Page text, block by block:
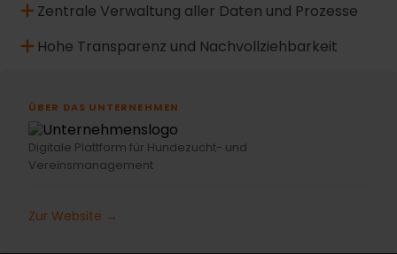
Zentrale Verwaltung aller Daten und Prozesse
Hohe Transparenz und Nachvollziehbarkeit
ÜBER DAS UNTERNEHMEN
Digitale Plattform für Hundezucht- und
Vereinsmanagement
Zur Website →